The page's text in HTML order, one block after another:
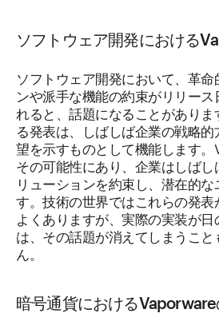
ソフトウェア開発における
ソフトウェア開発において、革
ンや派手な機能の約束がリリー
れると、話題になることがあり
る発表は、しばしば企業の戦略
望を示すものとして機能します
その可能性にあり、企業はしば
リューションを約束し、潜在的
す。技術の世界ではこれらの発
よくありますが、実際の実装が
は、その話題が消えてしまうこ
ん。
暗号通貨における